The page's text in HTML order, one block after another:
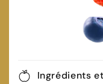
Ingrédients